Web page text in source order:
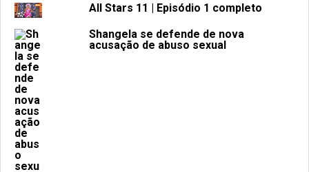
All Stars 11 | Episódio 1 completo
Shangela se defende de nova
acusação de abuso sexual